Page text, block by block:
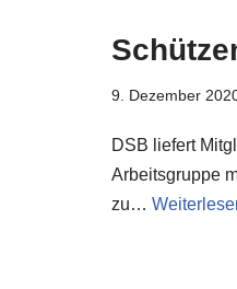
9. Dezember
DSB liefert
Arbeitsgruppe
zu…